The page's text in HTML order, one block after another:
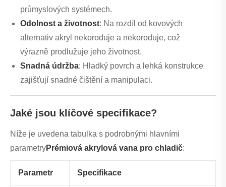
průmyslových systémech.
Odolnost a životnost: Na rozdíl od kovových
alternativ akryl nekoroduje a nekoroduje, což
výrazně prodlužuje jeho životnost.
Snadná údržba: Hladký povrch a lehká konstrukce
zajišťují snadné čištění a manipulaci.
Jaké jsou klíčové specifikace?
Níže je uvedena tabulka s podrobnými hlavními
parametryPrémiová akrylová vana pro chladič:
Parametr Specifikace